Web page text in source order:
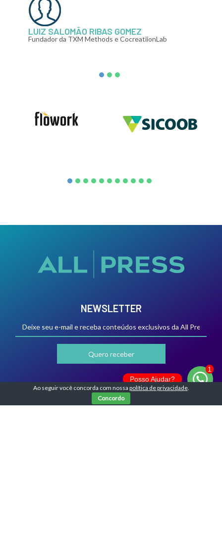
LUIZ SALOMÃO RIBAS GOMEZ
Fundador da TXM Methods e CocreatiionLab
NEWSLETTER
Acate Downtown
Posso Ajudar?
Ao seguir você concorda com nossa política de privacidade.
Concordo